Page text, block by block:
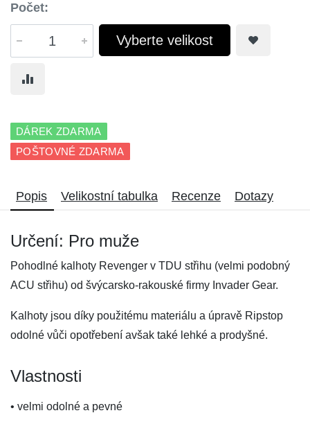
Počet:
Vyberte velikost
DÁREK ZDARMA
POŠTOVNÉ ZDARMA
Popis Velikostní tabulka Recenze Dotazy
Určení: Pro muže
Pohodlné kalhoty Revenger v TDU střihu (velmi podobný
ACU střihu) od švýcarsko-rakouské firmy Invader Gear.
Kalhoty jsou díky použitému materiálu a úpravě Ripstop
odolné vůči opotřebení avšak také lehké a prodyšné.
Vlastnosti
• velmi odolné a pevné